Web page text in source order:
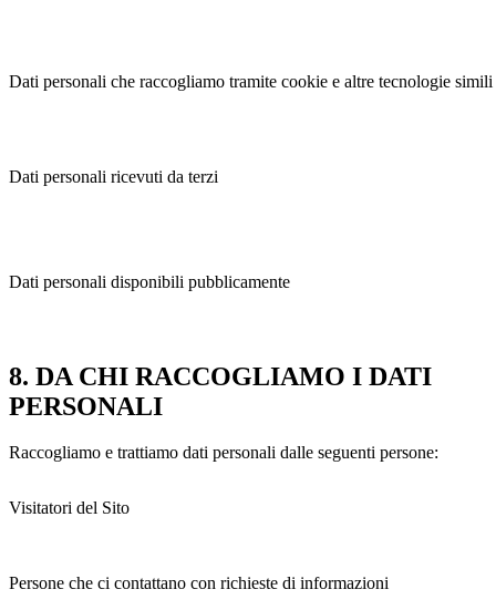
Dati personali che raccogliamo tramite cookie e altre tecnologie simili
Dati personali ricevuti da terzi
Dati personali disponibili pubblicamente
8. DA CHI RACCOGLIAMO I DATI
PERSONALI
Raccogliamo e trattiamo dati personali dalle seguenti persone:
Visitatori del Sito
Persone che ci contattano con richieste di informazioni